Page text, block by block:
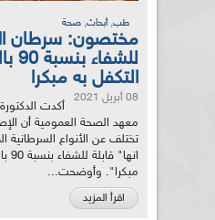
طب,أبحاث, صحة
مختصون: سرطان
التكفل به مبكرا
08 أبريل 2021
أكدت
معهد الصحة العمومية أن
تختلف عن الأنواع السرطانية
مبكرا". وأوضحت...
اقرأ المزيد